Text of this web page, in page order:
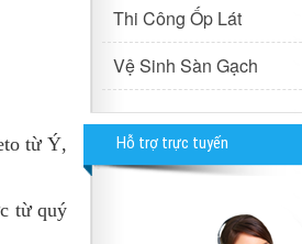
từ Ý,
từ quý
Thi Công Ốp Lát
Vệ Sinh Sàn Gạch
Hỗ trợ trực tuyến